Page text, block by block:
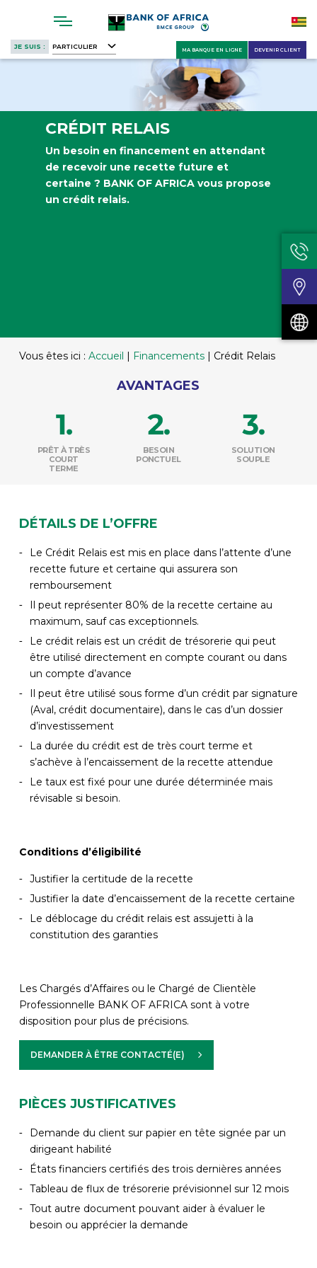
main
content
JE SUIS : PARTICULIER DEVENIR CLIENT
MA BANQUE EN LIGNE
CRÉDIT RELAIS
Un besoin en financement en attendant
de recevoir une recette future et
certaine ? BANK OF AFRICA vous propose
un crédit relais.
Vous êtes ici : Accueil | Financements| Crédit Relais
AVANTAGES
PRÊT À TRÈS
COURT
TERME
BESOIN
PONCTUEL
SOLUTION
SOUPLE
DÉTAILS DE L’OFFRE
Le Crédit Relais est mis en place dans l’attente d’une
recette future et certaine qui assurera son
remboursement
Il peut représenter 80% de la recette certaine au
maximum, sauf cas exceptionnels.
Le crédit relais est un crédit de trésorerie qui peut
être utilisé directement en compte courant ou dans
un compte d’avance
Il peut être utilisé sous forme d’un crédit par signature
(Aval, crédit documentaire), dans le cas d’un dossier
d’investissement
La durée du crédit est de très court terme et
s’achève à l’encaissement de la recette attendue
Le taux est fixé pour une durée déterminée mais
révisable si besoin.
Conditions d’éligibilité
Justifier la certitude de la recette
Justifier la date d’encaissement de la recette certaine
Le déblocage du crédit relais est assujetti à la
constitution des garanties
Les Chargés d’Affaires ou le Chargé de Clientèle
Professionnelle BANK OF AFRICA sont à votre
disposition pour plus de précisions.
DEMANDER À ÊTRE CONTACTÉ(E)
PIÈCES JUSTIFICATIVES
Demande du client sur papier en tête signée par un
dirigeant habilité
États financiers certifiés des trois dernières années
Tableau de flux de trésorerie prévisionnel sur 12 mois
Tout autre document pouvant aider à évaluer le
besoin ou apprécier la demande